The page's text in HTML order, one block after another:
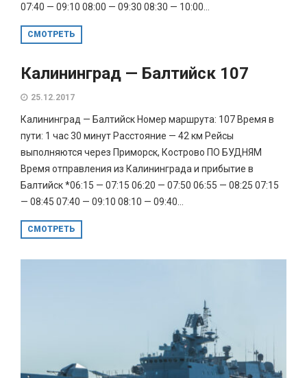
07:40 — 09:10 08:00 — 09:30 08:30 — 10:00...
СМОТРЕТЬ
Калининград — Балтийск 107
25.12.2017
Калининград — Балтийск Номер маршрута: 107 Время в
пути: 1 час 30 минут Расстояние — 42 км Рейсы
выполняются через Приморск, Кострово ПО БУДНЯМ
Время отправления из Калининграда и прибытие в
Балтийск *06:15 — 07:15 06:20 — 07:50 06:55 — 08:25 07:15
— 08:45 07:40 — 09:10 08:10 — 09:40...
СМОТРЕТЬ